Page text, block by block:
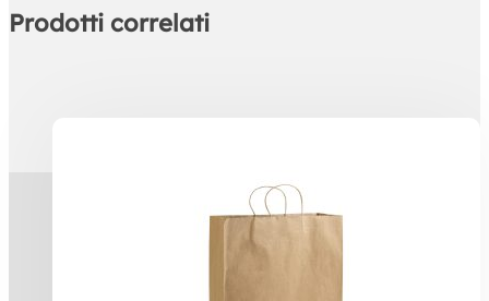
Prodotti correlati